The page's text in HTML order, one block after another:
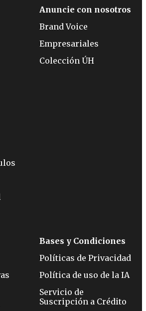
Anuncie con nosotros
Brand Voice
Empresariales
Colección ÚH
Bases y Condiciones
Políticas de Privacidad
Política de uso de la IA
Servicio de
Suscripción a Crédito